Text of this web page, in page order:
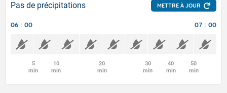
Pas de précipitations METTRE À JOUR
06 : 00 07 : 00
5
min
10
min
20
min
30
min
40
min
50
min